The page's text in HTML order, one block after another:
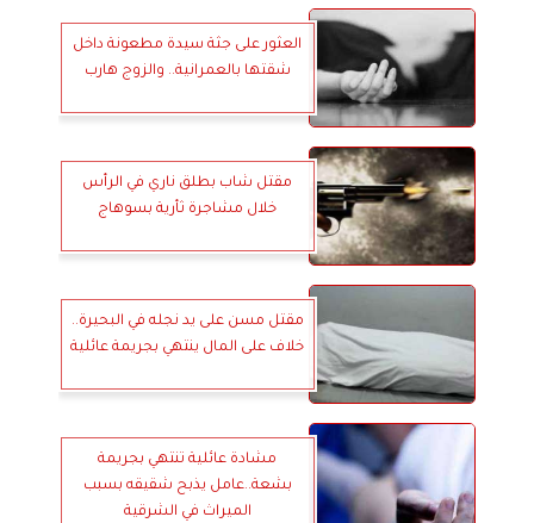
العثور على جثة سيدة مطعونة داخل
شقتها بالعمرانية.. والزوج هارب
مقتل شاب بطلق ناري في الرأس
خلال مشاجرة ثأرية بسوهاج
مقتل مسن على يد نجله في البحيرة..
خلاف على المال ينتهي بجريمة عائلية
مشادة عائلية تنتهي بجريمة
بشعة..عامل يذبح شقيقه بسبب
الميراث في الشرقية